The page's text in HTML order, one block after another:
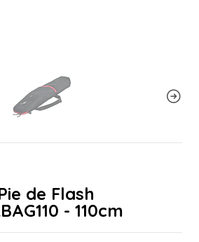
de Flash
- 110cm